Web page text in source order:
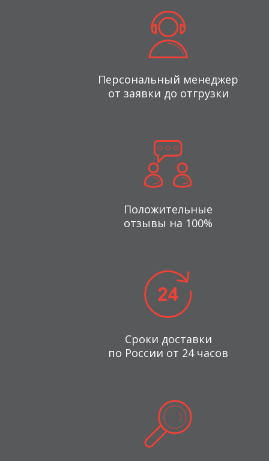
Персональный менеджер
от заявки до отгрузки
Положительные
отзывы на 100%
Сроки доставки
по России от 24 часов